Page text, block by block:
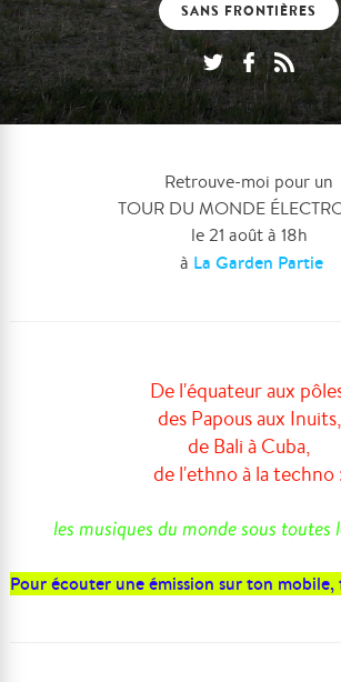
SANS FRONTIÈRES
Retrouve-moi pour un
TOUR DU MONDE
le 21 août à 18h
à La Garden Partie
De l'équateur aux
des Papous aux Inuits,
de Bali à Cuba,
de l'ethno à la techno
les musiques du monde sous toutes
Pour écouter une émission sur ton mobile,